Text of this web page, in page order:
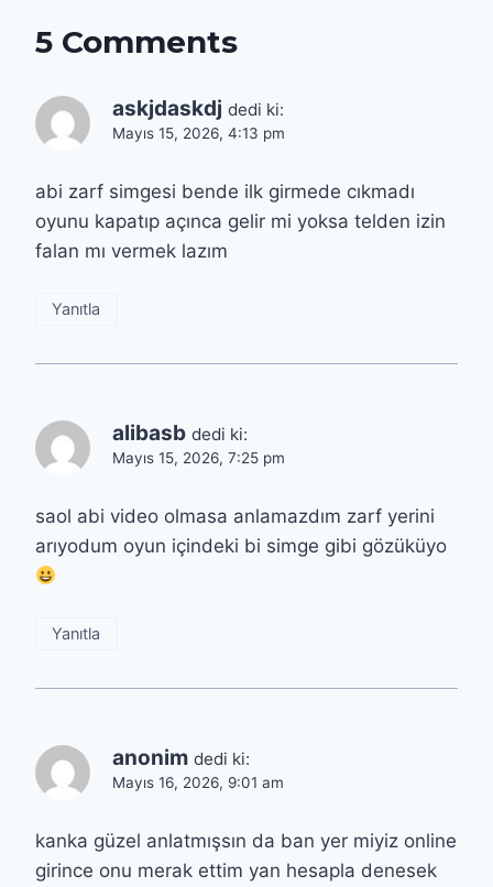
5 Comments
askjdaskdj dedi ki:
Mayıs 15, 2026, 4:13 pm
abi zarf simgesi bende ilk girmede cıkmadı
oyunu kapatıp açınca gelir mi yoksa telden izin
falan mı vermek lazım
Yanıtla
alibasb dedi ki:
Mayıs 15, 2026, 7:25 pm
saol abi video olmasa anlamazdım zarf yerini
arıyodum oyun içindeki bi simge gibi gözüküyo
Yanıtla
anonim dedi ki:
Mayıs 16, 2026, 9:01 am
kanka güzel anlatmışsın da ban yer miyiz online
girince onu merak ettim yan hesapla denesek